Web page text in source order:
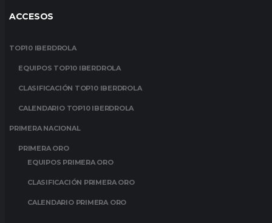
ACCESOS
TOP10 IBERDROLA
EQUIPOS TOP10 IBERDROLA
CLASIFICACIÓN TOP10 IBERDROLA
CALENDARIO TOP10 IBERDROLA
PRIMERA NACIONAL
PRIMERA ORO
EQUIPOS PRIMERA ORO
CLASIFICACIÓN PRIMERA ORO
CALENDARIO PRIMERA ORO